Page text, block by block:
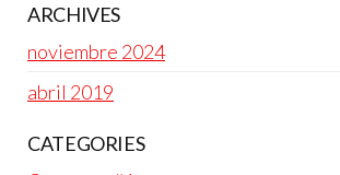
ARCHIVES
noviembre 2024
abril 2019
CATEGORIES